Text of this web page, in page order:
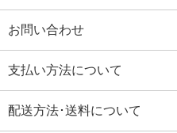
お問い合わせ
支払い方法について
配送方法･送料について